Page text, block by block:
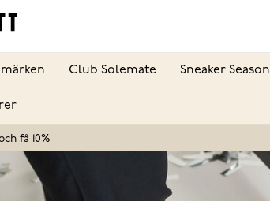
Club Solemate Sneaker Season
få 10%